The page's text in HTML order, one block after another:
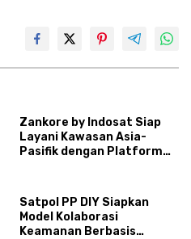
Zankore by Indosat Siap
Layani Kawasan Asia-
Pasifik dengan Platform
Satpol PP DIY Siapkan
Model Kolaborasi
Keamanan Berbasis